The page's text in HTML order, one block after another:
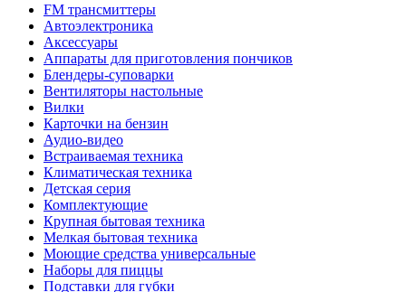
FM трансмиттеры
Автоэлектроника
Аксессуары
Аппараты для приготовления пончиков
Блендеры-суповарки
Вентиляторы настольные
Вилки
Карточки на бензин
Аудио-видео
Встраиваемая техника
Климатическая техника
Детская серия
Комплектующие
Крупная бытовая техника
Мелкая бытовая техника
Моющие средства универсальные
Наборы для пиццы
Подставки для губки